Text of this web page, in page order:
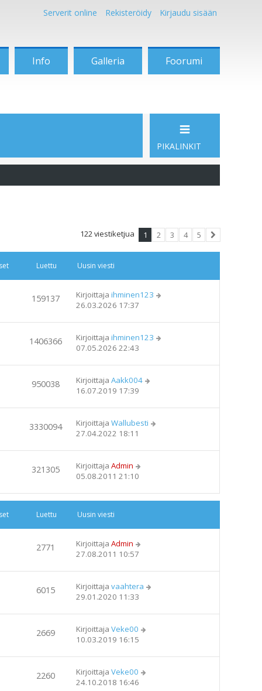
Serverit online Rekisteröidy Kirjaudu sisään
Info Galleria Foorumi
PIKALINKIT
122 viestiketjua 1 2 3 4
5
Luettu Uusin viesti
159137 Kirjoittaja ihminen123
26.03.2026 17:37
1406366 Kirjoittaja ihminen123
07.05.2026 22:43
950038 Kirjoittaja Aakk004
16.07.2019 17:39
3330094 Kirjoittaja Wallubesti
27.04.2022 18:11
321305 Kirjoittaja Admin
05.08.2011 21:10
Luettu Uusin viesti
2771 Kirjoittaja Admin
27.08.2011 10:57
6015 Kirjoittaja vaahtera
29.01.2020 11:33
2669 Kirjoittaja Veke00
10.03.2019 16:15
2260 Kirjoittaja Veke00
24.10.2018 16:46